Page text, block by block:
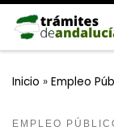
Saltar al
Inicio » Empleo
EMPLEO